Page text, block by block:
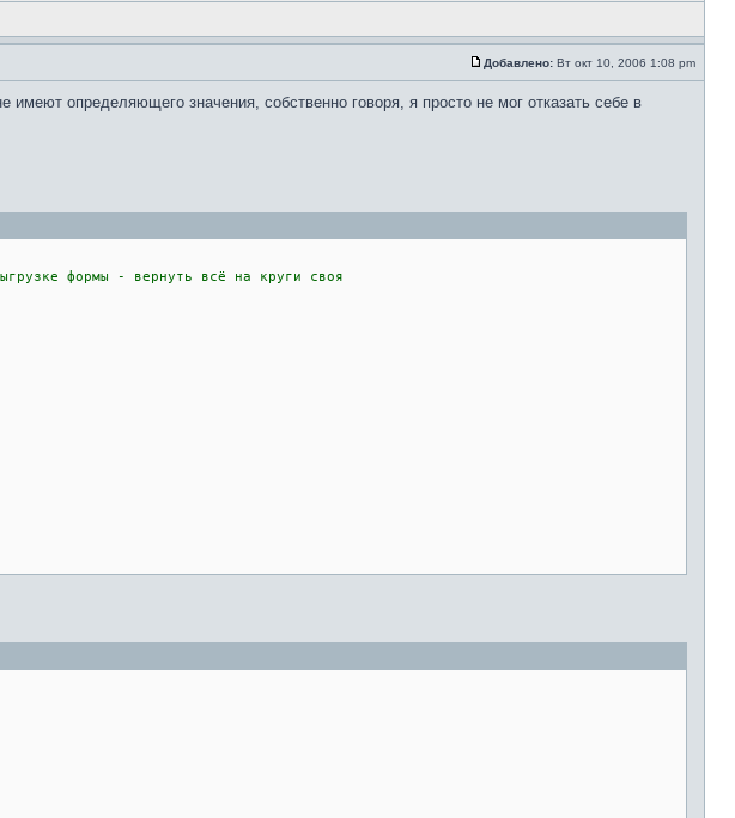
Добавлено: Вт окт 10, 2006 1:08 pm
определяющего значения, собственно говоря, я просто не мог отказать себе в
формы - вернуть всё на круги своя